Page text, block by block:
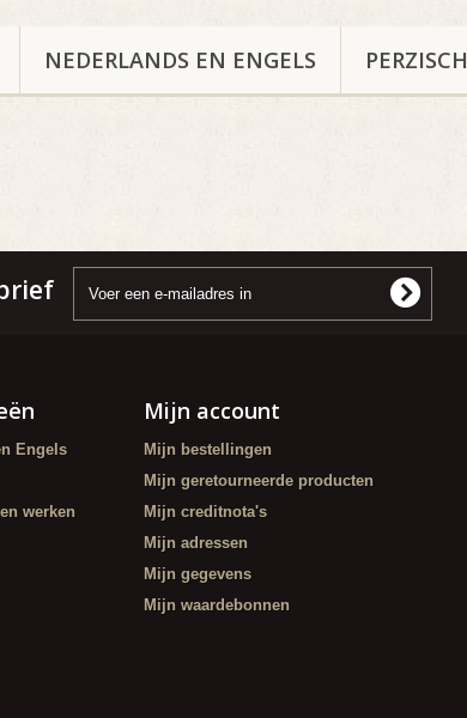
NEDERLANDS EN ENGELS PERZISCH
Engels
werken
Mijn account
Mijn bestellingen
Mijn geretourneerde producten
Mijn creditnota's
Mijn adressen
Mijn gegevens
Mijn waardebonnen